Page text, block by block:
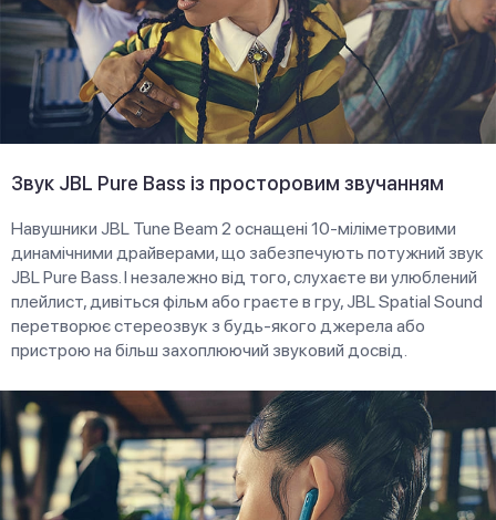
Звук JBL Pure Bass із просторовим звучанням
Навушники JBL Tune Beam 2 оснащені 10-міліметровими
динамічними драйверами, що забезпечують потужний звук
JBL Pure Bass. І незалежно від того, слухаєте ви улюблений
плейлист, дивіться фільм або граєте в гру, JBL Spatial Sound
перетворює стереозвук з будь-якого джерела або
пристрою на більш захоплюючий звуковий досвід.